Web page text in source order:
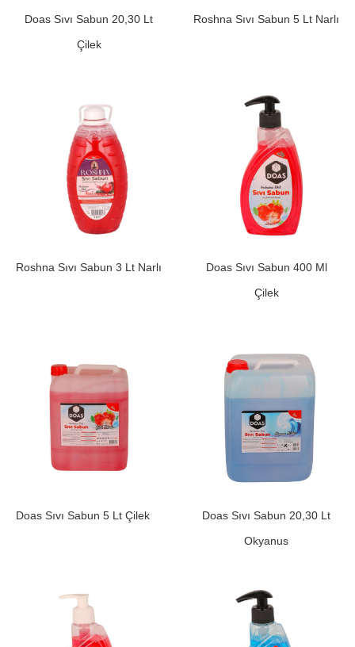
Doas Sıvı Sabun 20,30 Lt
Çilek
Roshna Sıvı Sabun 5 Lt Narlı
Roshna Sıvı Sabun 3 Lt Narlı
Doas Sıvı Sabun 400 Ml
Çilek
Doas Sıvı Sabun 5 Lt Çilek
Doas Sıvı Sabun 20,30 Lt
Okyanus